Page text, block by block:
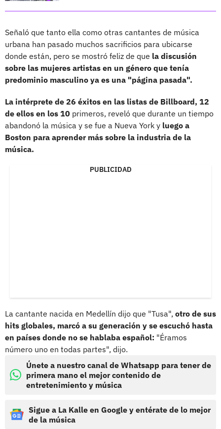
Señaló que tanto ella como otras cantantes de música
urbana han pasado muchos sacrificios para ubicarse
donde están, pero se mostró feliz de que la discusión
sobre las mujeres artistas en un género que tenía
predominio masculino ya es una "página pasada".
La intérprete de 26 éxitos en las listas de Billboard, 12
de ellos en los 10 primeros, reveló que durante un tiempo
abandonó la música y se fue a Nueva York y luego a
Boston para aprender más sobre la industria de la
música.
PUBLICIDAD
La cantante nacida en Medellín dijo que "Tusa", otro de sus
hits globales, marcó a su generación y se escuchó hasta
en países donde no se hablaba español: "Éramos
número uno en todas partes", dijo.
Únete a nuestro canal de Whatsapp para tener de
primera mano el mejor contenido de
entretenimiento y música
Sigue a La Kalle en Google y entérate de lo mejor
de la música